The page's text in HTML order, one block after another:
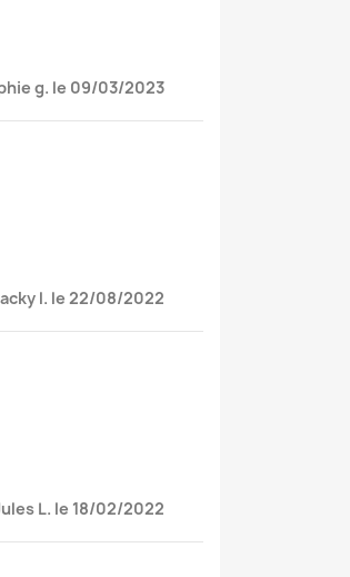
g. le 09/03/2023
l. le 22/08/2022
L. le 18/02/2022